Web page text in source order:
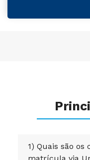
1) Quais são os